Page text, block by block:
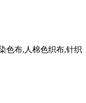
色布,人棉色织布,针织